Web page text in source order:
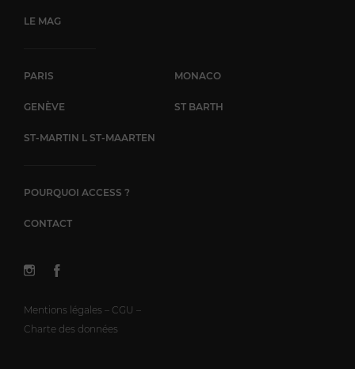
LE MAG
PARIS MONACO
GENÈVE ST BARTH
ST-MARTIN L ST-MAARTEN
POURQUOI ACCESS ?
CONTACT
Mentions légales – CGU –
Charte des données